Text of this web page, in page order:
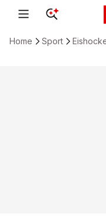
Home Sport